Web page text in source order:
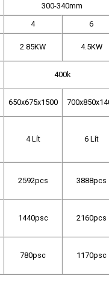
300-340mm
4
6
2.85KW 4.5KW
400k
650x675x1500
4 Lít 6 Lít
2592pcs 3888pcs
1440psc 2160pcs
780psc 1170psc